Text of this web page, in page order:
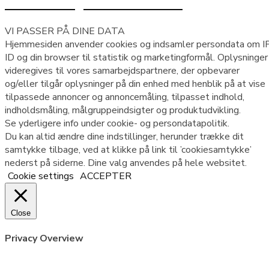
VI PASSER PÅ DINE DATA
Hjemmesiden anvender cookies og indsamler persondata om
ID og din browser til statistik og marketingformål. Oplysninger
videregives til vores samarbejdspartnere, der opbevarer
og/eller tilgår oplysninger på din enhed med henblik på at vise
tilpassede annoncer og annoncemåling, tilpasset indhold,
indholdsmåling, målgruppeindsigter og produktudvikling.
Se yderligere info under cookie- og persondatapolitik.
Du kan altid ændre dine indstillinger, herunder trække dit
samtykke tilbage, ved at klikke på link til ’cookiesamtykke’
nederst på siderne. Dine valg anvendes på hele websitet.
Cookie settings ACCEPTER
Close
Privacy Overview